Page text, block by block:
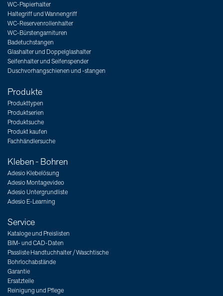
WC-Papierhalter
Haltegriff und Wannengriff
WC-Reservenrollenhalter
WC-Bürstengarnituren
Badetuchstangen
Glashalter und Doppelglashalter
Seifenhalter und Seifenspender
Duschvorhangschienen und -stangen
Produkte
Produkttypen
Produktserien
Produktsuche
Produkt kaufen
Fachhändlersuche
Kleben - Bohren
Adesio Klebelösung
Adesio Montagevideo
Adesio Untergrundliste
Adesio E-Learning
Service
Kataloge und Preislisten
BIM- und CAD-Daten
Passliste Handtuchhalter / Waschtische
Bohrlochabstände
Garantie
Ersatzteile
Reinigung und Pflege